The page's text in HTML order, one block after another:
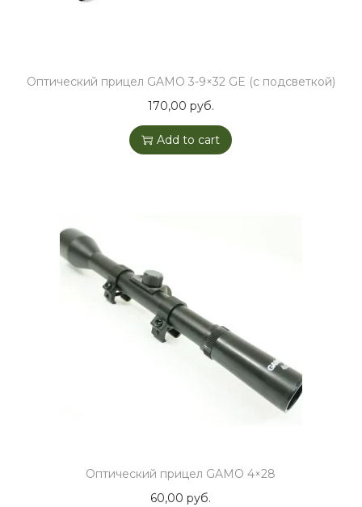
Оптический прицел GAMO 3-9×32 GE (с подсветкой)
170,00 руб.
Add to cart
Оптический прицел GAMO 4×28
60,00руб.